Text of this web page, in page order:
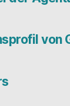
von